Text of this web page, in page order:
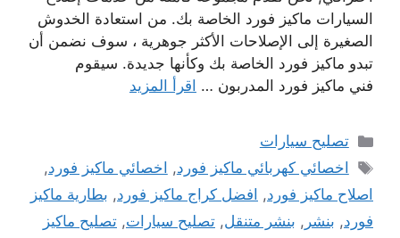
السيارات ماكيز فورد الخاصة بك. من استعادة الخدوش
الصغيرة إلى الإصلاحات الأكثر جوهرية ، سوف نضمن أن
تبدو ماكيز فورد الخاصة بك وكأنها جديدة. سيقوم
فني ماكيز فورد المدربون … اقرأ المزيد
التصنيفات
تصليح سيارات
الوسوم
اخصائي كهربائي ماكيز فورد, اخصائي ماكيز فورد,
اصلاح ماكيز فورد, افضل كراج ماكيز فورد, بطارية ماكيز
فورد, بنشر , بنشر متنقل, تصليح سيارات, تصليح ماكيز